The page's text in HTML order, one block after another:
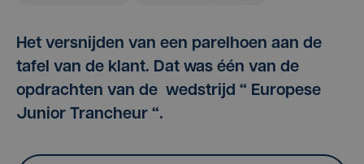
Het versnijden van een parelhoen aan de
tafel van de klant. Dat was één van de
opdrachten van de wedstrijd “ Europese
Junior Trancheur “.